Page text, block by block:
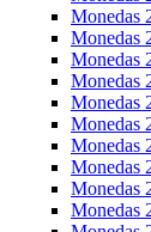
Monedas
Monedas
Monedas
Monedas
Monedas
Monedas
Monedas
Monedas
Monedas
Monedas